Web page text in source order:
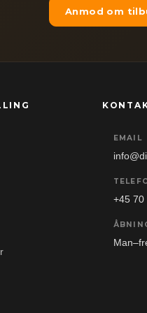
Anmod om
EMAIL
+45 70